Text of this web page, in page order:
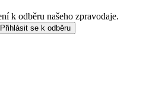
k odběru našeho zpravodaje.
Přihlásit se k odběru